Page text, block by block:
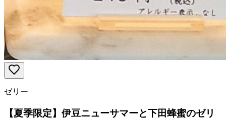
ゼリー
【夏季限定】伊豆ニューサマーと下田蜂蜜のゼリ